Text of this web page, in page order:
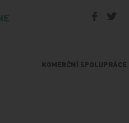
KOMERČNÍ SPOLUPRÁCE